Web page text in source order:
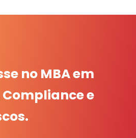
no MBA em
e